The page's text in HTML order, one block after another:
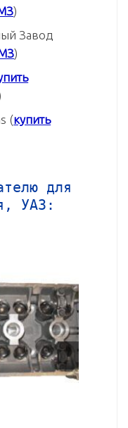
)
Завод
)
(купить
для
УАЗ: